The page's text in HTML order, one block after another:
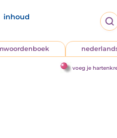
inhoud
voeg je